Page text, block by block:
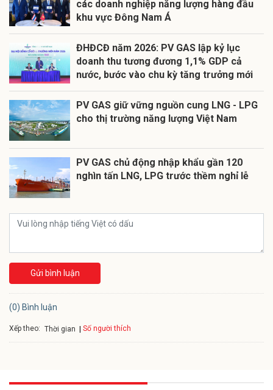
các doanh nghiệp năng lượng hàng đầu
khu vực Đông Nam Á
ĐHĐCĐ năm 2026: PV GAS lập kỷ lục
doanh thu tương đương 1,1% GDP cả
nước, bước vào chu kỳ tăng trưởng mới
PV GAS giữ vững nguồn cung LNG - LPG
cho thị trường năng lượng Việt Nam
PV GAS chủ động nhập khẩu gần 120
nghìn tấn LNG, LPG trước thềm nghỉ lễ
Gửi bình luận
(0) Bình luận
Xếp theo: Thời gian Số người thích